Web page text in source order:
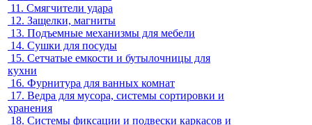
11. Смягчители удара
12. Защелки, магниты
13. Подъемные механизмы для мебели
14. Сушки для посуды
15. Сетчатые емкости и бутылочницы для
кухни
16. Фурнитура для ванных комнат
17. Ведра для мусора, системы сортировки и
хранения
18. Системы фиксации и подвески каркасов и